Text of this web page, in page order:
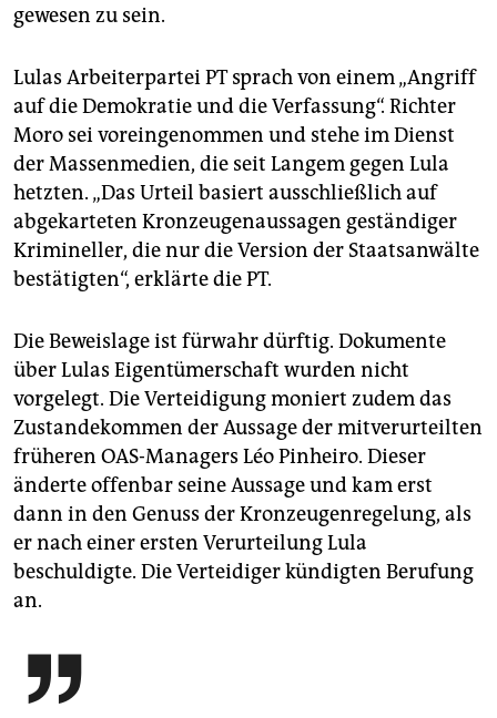
gewesen zu sein.
Lulas Arbeiterpartei PT sprach von einem „Angriff
auf die Demokratie und die Verfassung“. Richter
Moro sei voreingenommen und stehe im Dienst
der Massenmedien, die seit Langem gegen Lula
hetzten. „Das Urteil basiert ausschließlich auf
abgekarteten Kronzeugenaussagen geständiger
Krimineller, die nur die Version der Staatsanwälte
bestätigten“, erklärte die PT.
Die Beweislage ist fürwahr dürftig. Dokumente
über Lulas Eigentümerschaft wurden nicht
vorgelegt. Die Verteidigung moniert zudem das
Zustandekommen der Aussage der mitverurteilten
früheren OAS-Managers Léo Pinheiro. Dieser
änderte offenbar seine Aussage und kam erst
dann in den Genuss der Kronzeugenregelung, als
er nach einer ersten Verurteilung Lula
beschuldigte. Die Verteidiger kündigten Berufung
an.
